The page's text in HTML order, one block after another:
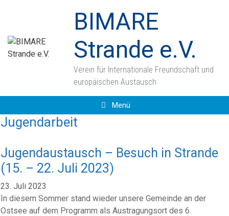
BIMARE
Strande e.V.
Verein für Internationale Freundschaft und
europäischen Austausch
Menü
Jugendarbeit
Jugendaustausch – Besuch in Strande
(15. – 22. Juli 2023)
23. Juli 2023
In diesem Sommer stand wieder unsere Gemeinde an der
Ostsee auf dem Programm als Austragungsort des 6.